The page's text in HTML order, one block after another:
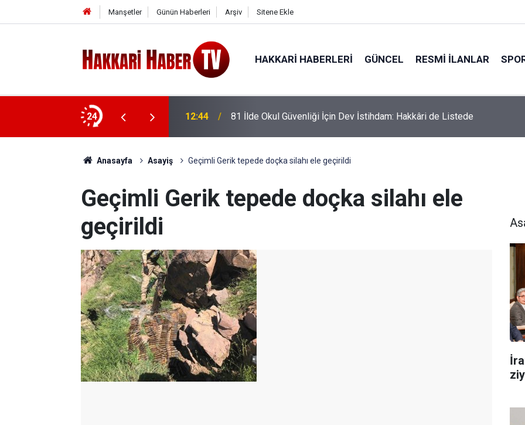
Manşetler Günün Haberleri Arşiv Sitene Ekle
HAKKARI HABERLERI GÜNCEL RESMI İLANLAR
24
Kursu’nu ziyaret etti 12:44 81 İlde Okul Güvenliği İçin Dev İstihdam: Hakkâri de Listede
Anasayfa Asayiş Geçimli Gerik tepede doçka silahı ele geçirildi
Geçimli Gerik tepede doçka silahı ele
geçirildi